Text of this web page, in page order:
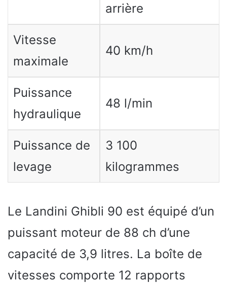
arrière
Vitesse
maximale
40 km/h
Puissance
hydraulique
48 l/min
Puissance de
levage
3 100
kilogrammes
Le Landini Ghibli 90 est équipé d’un
puissant moteur de 88 ch d’une
capacité de 3,9 litres. La boîte de
vitesses comporte 12 rapports